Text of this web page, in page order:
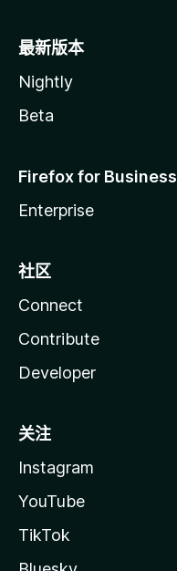
最新版本
Nightly
Beta
Firefox for Business
Enterprise
社区
Connect
Contribute
Developer
关注
Instagram
YouTube
TikTok